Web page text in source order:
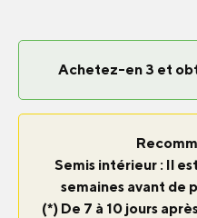
Achetez-en 3 et
Semis intérieur : Il
semaines avant de
(*) De 7 à 10 jours